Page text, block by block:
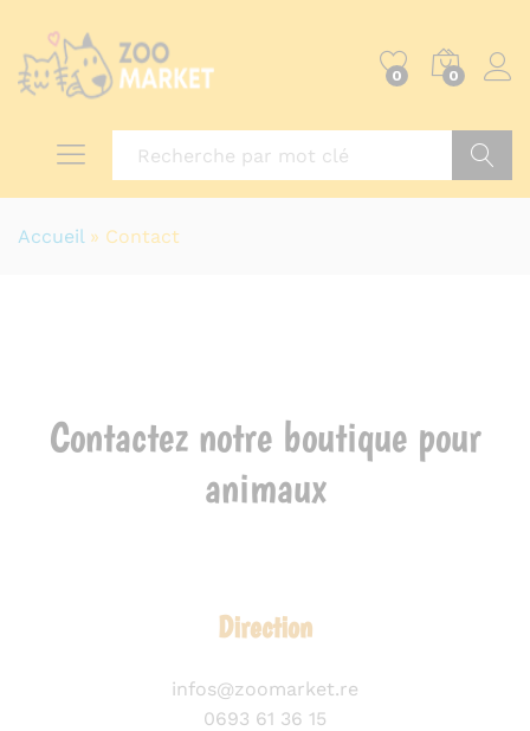
0 0
Accueil» Contact
Contactez notre boutique pour
animaux
Direction
infos@zoomarket.re
0693 61 36 15